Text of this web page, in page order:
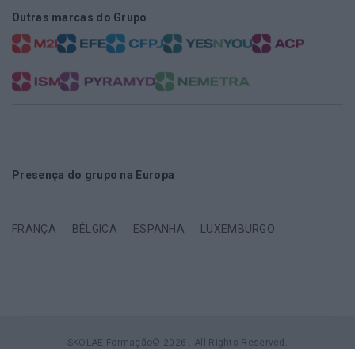
Outras marcas do Grupo
Presença do grupo na Europa
FRANÇA BÉLGICA ESPANHA LUXEMBURGO
SKOLAE Formação© 2026 . All Rights Reserved.